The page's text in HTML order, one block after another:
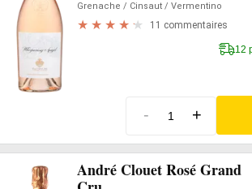
Grenache / Cinsaut / Vermentino
11 commentaires
12
- +
André Clouet Rosé Grand